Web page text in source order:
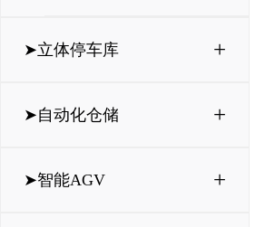
➤立体停车库 +
➤自动化仓储 +
➤智能AGV +